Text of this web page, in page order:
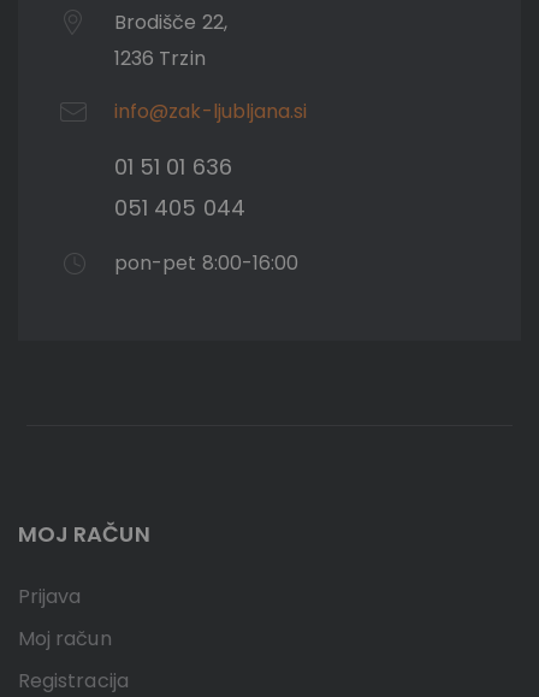
Brodišče 22,
1236 Trzin
info@zak-ljubljana.si
01 51 01 636
051 405 044
pon-pet 8:00-16:00
MOJ RAČUN
Prijava
Moj račun
Registracija